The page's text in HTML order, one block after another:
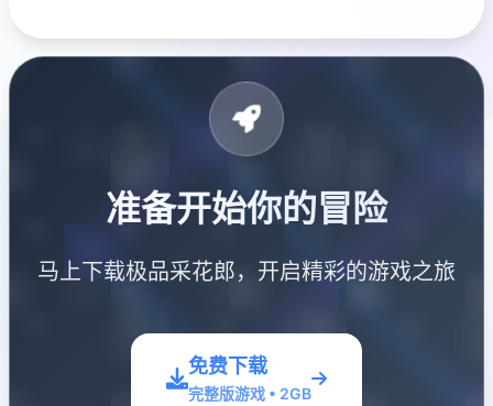
准备开始你的冒险
马上下载极品采花郎，开启精彩的游戏之旅
免费下载
完整版游戏 • 2GB